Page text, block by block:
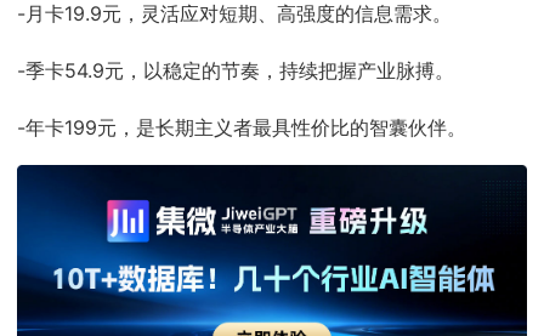
-月卡19.9元，灵活应对短期、高强度的信息需求。
-季卡54.9元，以稳定的节奏，持续把握产业脉搏。
-年卡199元，是长期主义者最具性价比的智囊伙伴。